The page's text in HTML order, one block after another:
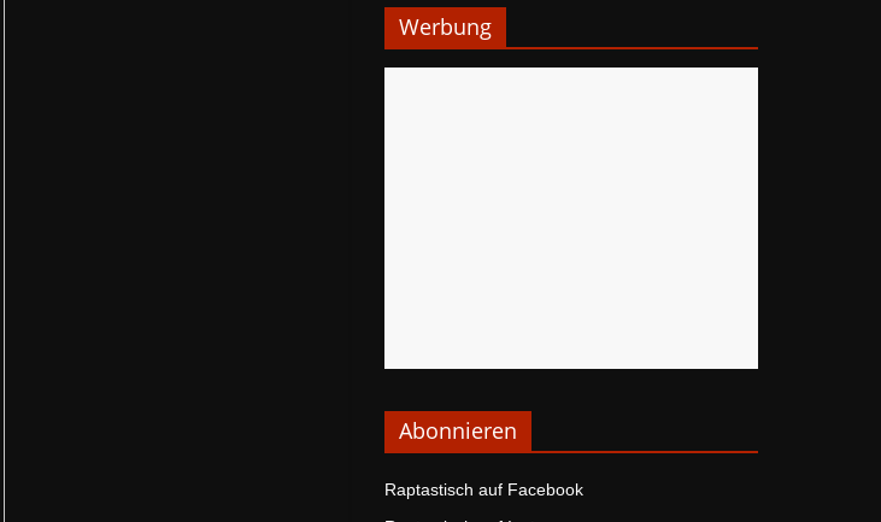
Werbung
Abonnieren
Raptastisch auf Facebook